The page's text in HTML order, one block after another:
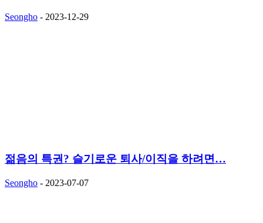
Seongho - 2023-12-29
젊음의 특권? 슬기로운 퇴사/이직을 하려면…
Seongho - 2023-07-07